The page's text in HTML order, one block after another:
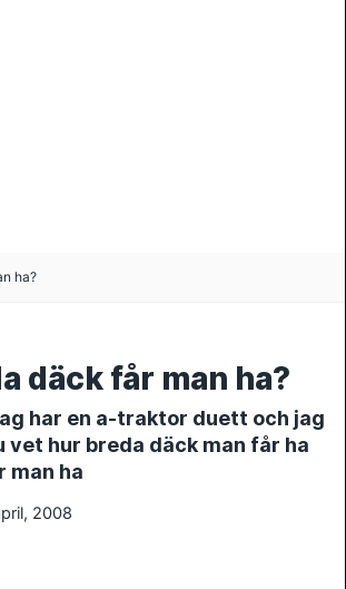
ha?
däck får man ha?
har en a-traktor duett och jag
vet hur breda däck man får ha
man ha
2008